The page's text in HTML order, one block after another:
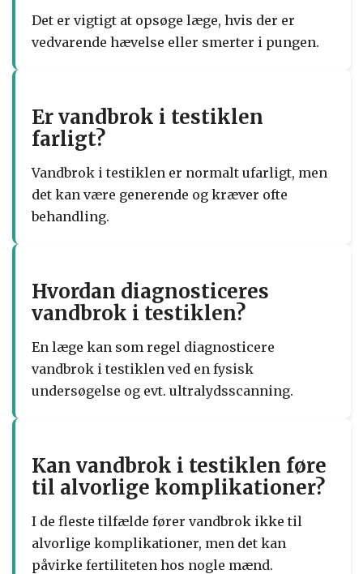
Det er vigtigt at opsøge læge, hvis der er
vedvarende hævelse eller smerter i pungen.
Er vandbrok i testiklen
farligt?
Vandbrok i testiklen er normalt ufarligt, men
det kan være generende og kræver ofte
behandling.
Hvordan diagnosticeres
vandbrok i testiklen?
En læge kan som regel diagnosticere
vandbrok i testiklen ved en fysisk
undersøgelse og evt. ultralydsscanning.
Kan vandbrok i testiklen føre
til alvorlige komplikationer?
I de fleste tilfælde fører vandbrok ikke til
alvorlige komplikationer, men det kan
påvirke fertiliteten hos nogle mænd.